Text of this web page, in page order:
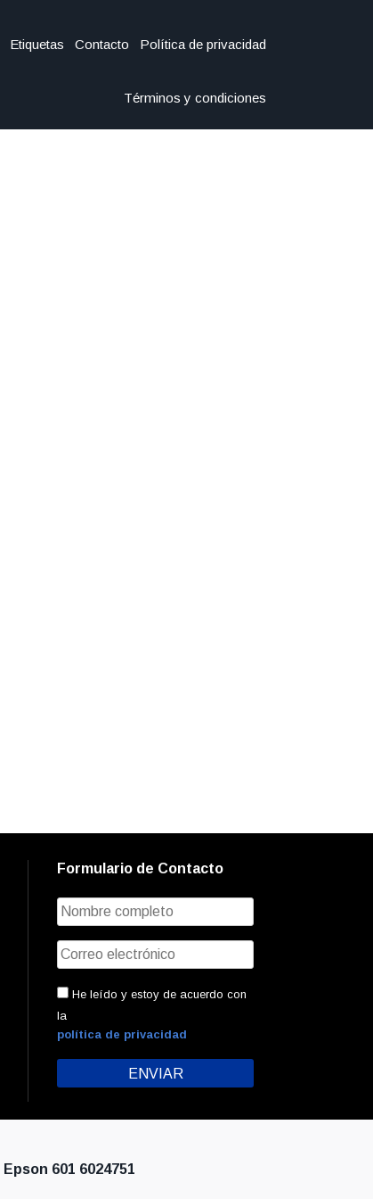
Etiquetas Contacto Política de privacidad
Términos y condiciones
Formulario de Contacto
He leído y estoy de acuerdo con
la
política de privacidad
Epson 601 6024751